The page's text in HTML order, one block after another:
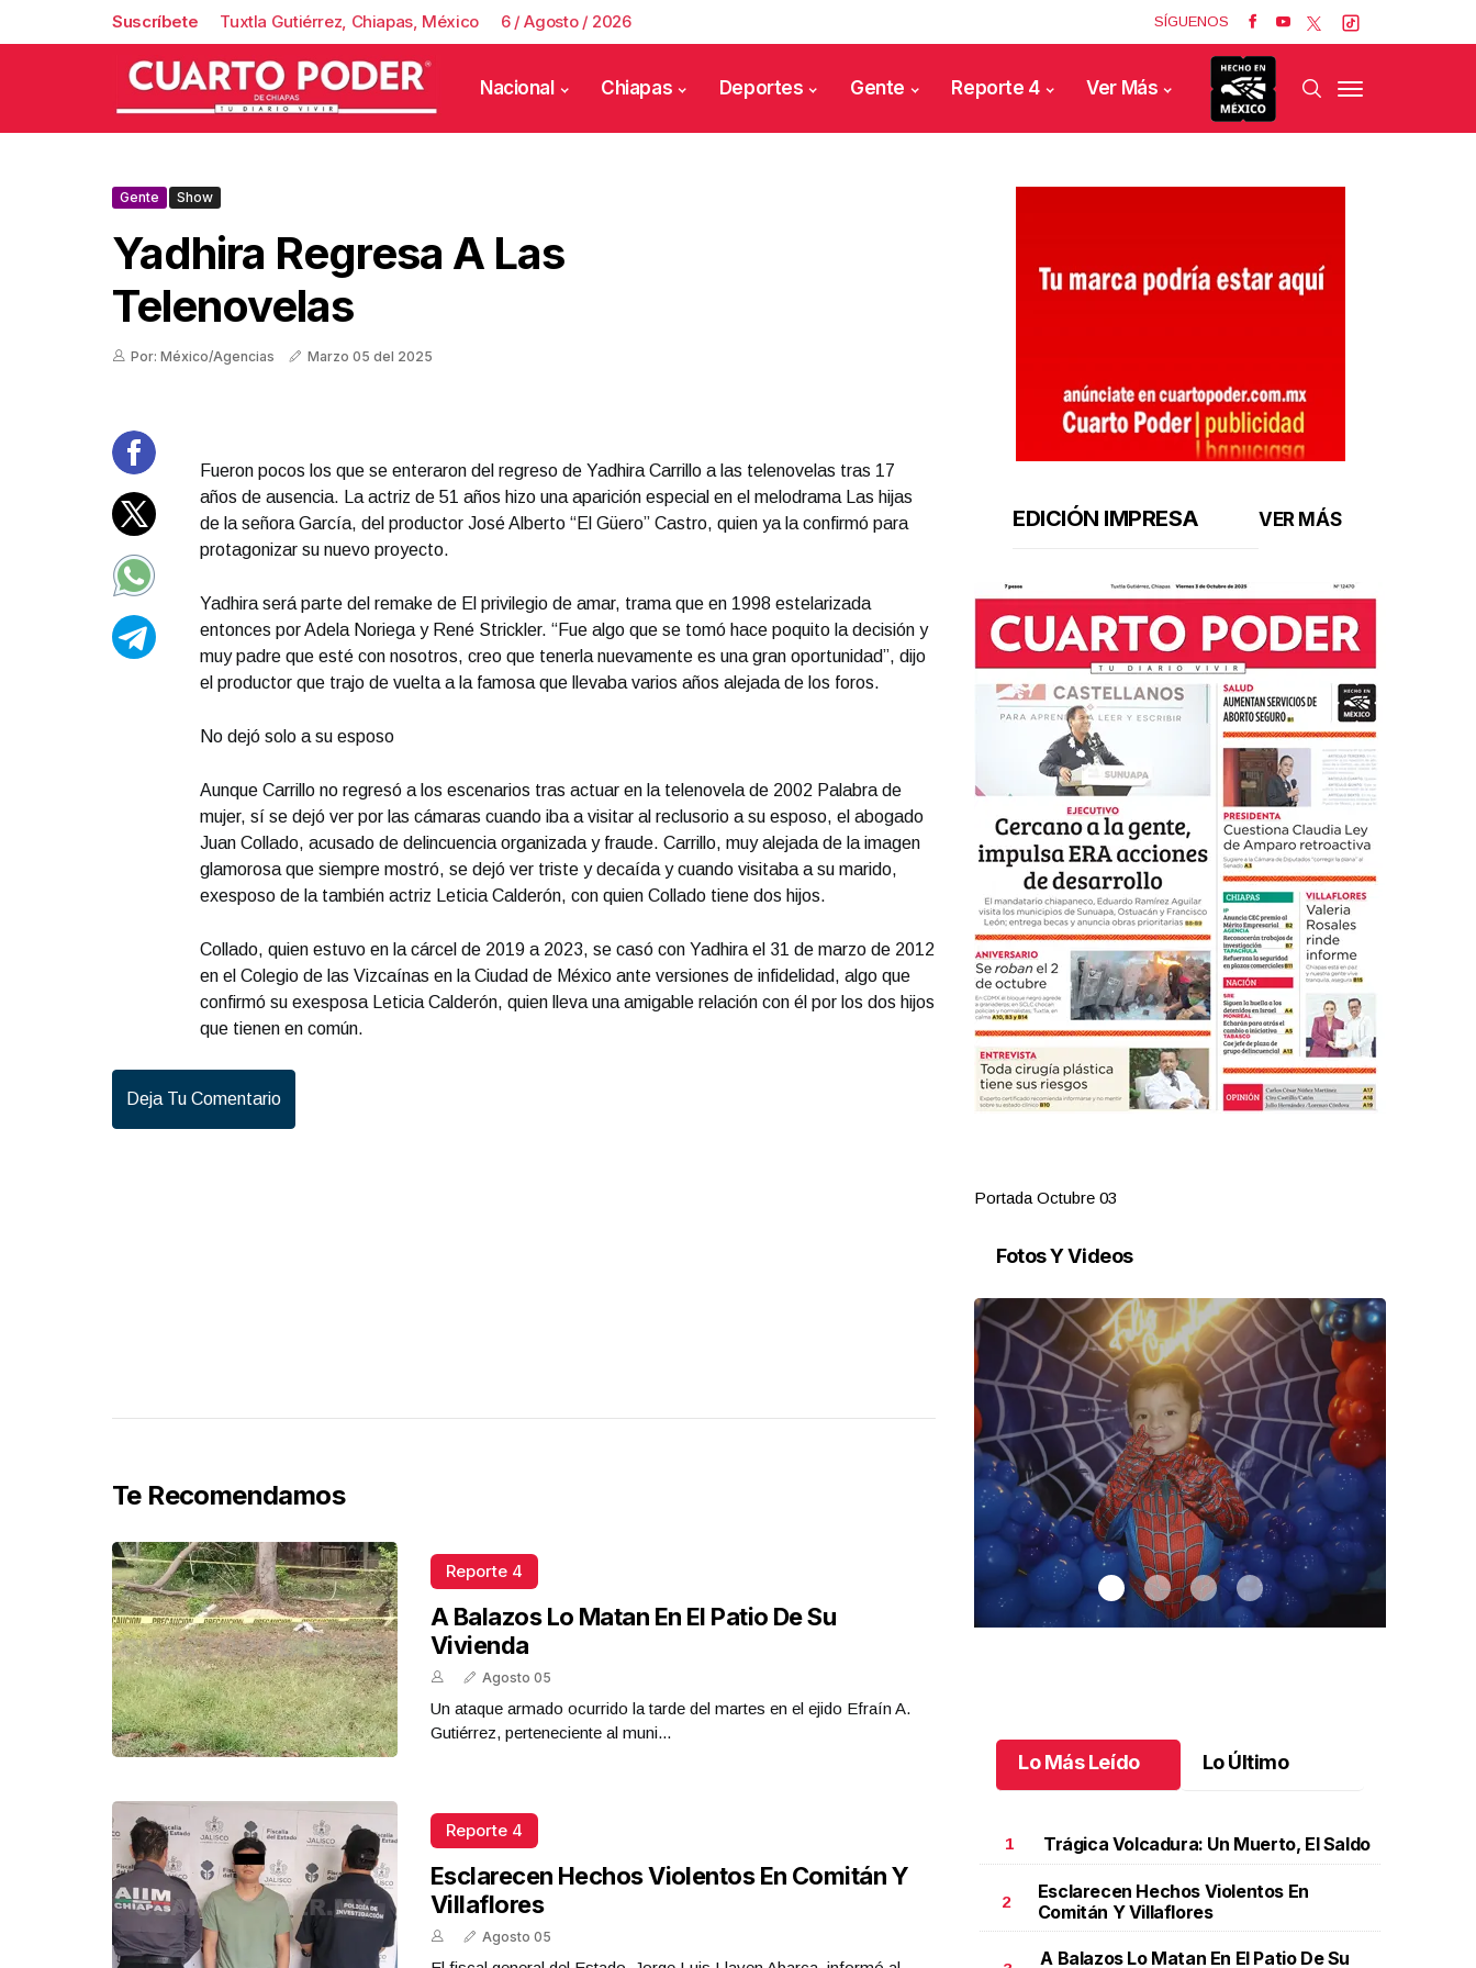
Suscríbete Tuxtla Gutiérrez, Chiapas, México 6 / Agosto / 2026 SÍGUENOS
Nacional Chiapas Deportes Gente Reporte 4 Ver Más
Gente Show
Yadhira Regresa A Las
Telenovelas
Por: México/Agencias Marzo 05 del 2025
Fueron pocos los que se enteraron del regreso de Yadhira Carrillo a las telenovelas tras 17
años de ausencia. La actriz de 51 años hizo una aparición especial en el melodrama Las hijas
de la señora García, del productor José Alberto “El Güero” Castro, quien ya la confirmó para
protagonizar su nuevo proyecto.
Yadhira será parte del remake de El privilegio de amar, trama que en 1998 estelarizada
entonces por Adela Noriega y René Strickler. “Fue algo que se tomó hace poquito la decisión y
muy padre que esté con nosotros, creo que tenerla nuevamente es una gran oportunidad”, dijo
el productor que trajo de vuelta a la famosa que llevaba varios años alejada de los foros.
No dejó solo a su esposo
Aunque Carrillo no regresó a los escenarios tras actuar en la telenovela de 2002 Palabra de
mujer, sí se dejó ver por las cámaras cuando iba a visitar al reclusorio a su esposo, el abogado
Juan Collado, acusado de delincuencia organizada y fraude. Carrillo, muy alejada de la imagen
glamorosa que siempre mostró, se dejó ver triste y decaída y cuando visitaba a su marido,
exesposo de la también actriz Leticia Calderón, con quien Collado tiene dos hijos.
Collado, quien estuvo en la cárcel de 2019 a 2023, se casó con Yadhira el 31 de marzo de 2012
en el Colegio de las Vizcaínas en la Ciudad de México ante versiones de infidelidad, algo que
confirmó su exesposa Leticia Calderón, quien lleva una amigable relación con él por los dos hijos
que tienen en común.
Deja Tu Comentario
Te Recomendamos
Reporte 4
A Balazos Lo Matan En El Patio De Su
Vivienda
Agosto 05
Un ataque armado ocurrido la tarde del martes en el ejido Efraín A.
Gutiérrez, perteneciente al muni...
Reporte 4
Esclarecen Hechos Violentos En Comitán Y
Villaflores
Agosto 05
EDICIÓN IMPRESA VER MÁS
Portada Octubre 03
Fotos Y Videos
Castillo; en el estudio Carlos Robledo - Cirujano
Santiago cumplió 3 años .Santiago cumplió 3 años
Lo Más Leído Lo Último
1 Trágica Volcadura: Un Muerto, El Saldo
2
Esclarecen Hechos Violentos En
Comitán Y Villaflores
A Balazos Lo Matan En El Patio De Su